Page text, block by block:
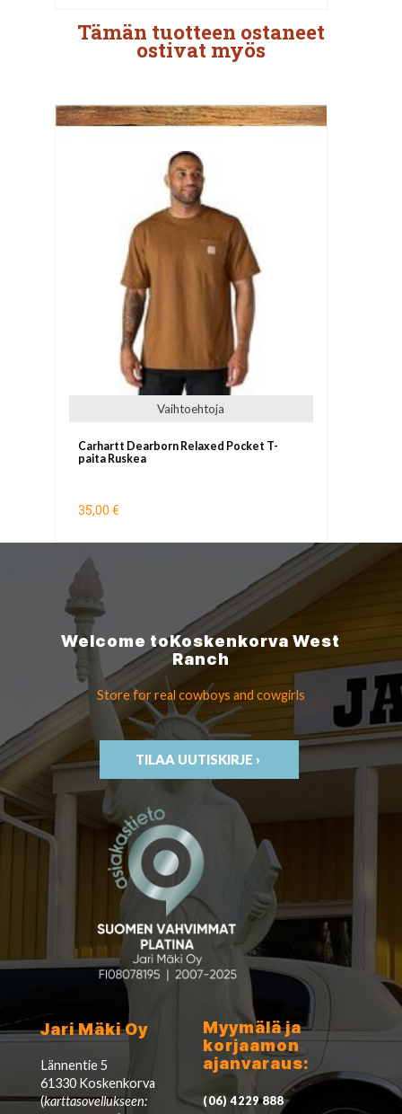
Tämän tuotteen ostaneet
ostivat myös
Vaihtoehtoja
Carhartt Dearborn Relaxed Pocket T-
paita Ruskea
35,00 €
Welcome toKoskenkorvaWest
Ranch
Store for real cowboys and cowgirls
TILAA UUTISKIRJE ›
Jari Mäki Oy
Lännentie 5
61330 Koskenkorva
(karttasovellukseen:
Myymälä ja
korjaamon
ajanvaraus:
(06) 4229 888